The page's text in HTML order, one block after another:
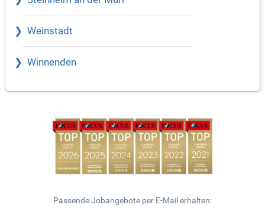
Weinstadt
Winnenden
Passende Jobangebote per E-Mail erhalten: